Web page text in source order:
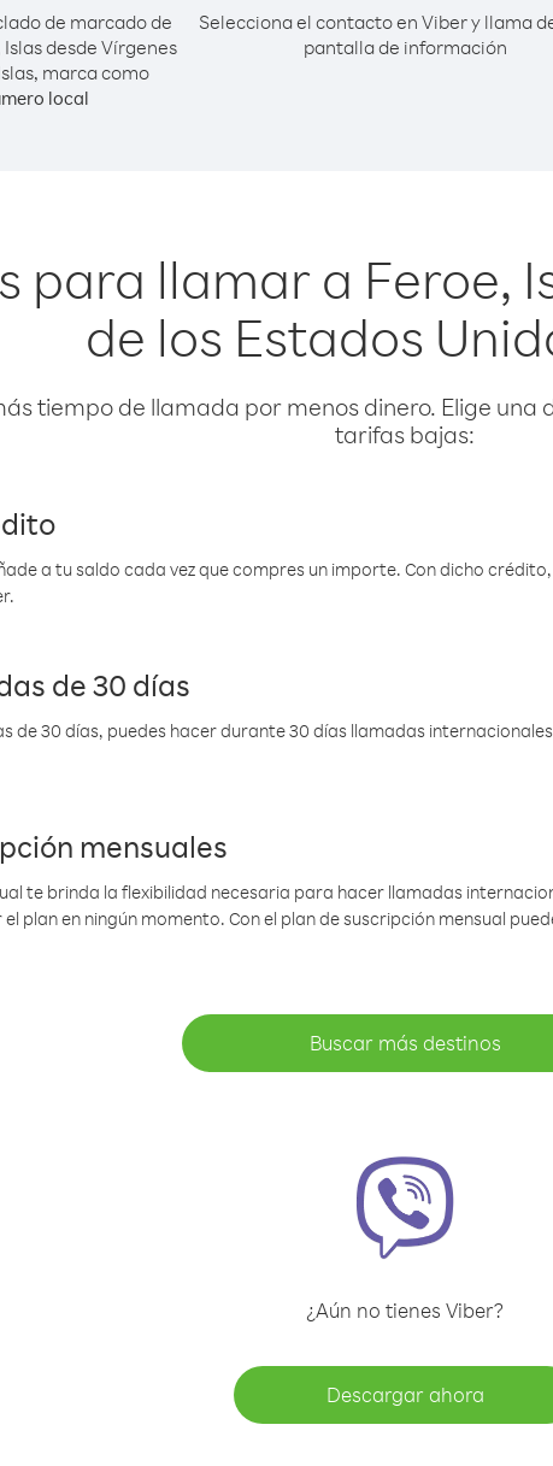
de marcado de
desde Vírgenes
marca como
local
Selecciona el contacto en Viber y llama
pantalla de información
para llamar a Feroe,
de los Estados
tiempo de llamada por menos dinero. Elige una
tarifas bajas:
a tu saldo cada vez que compres un importe. Con dicho
de 30 días
de 30 días, puedes hacer durante 30 días llamadas
mensuales
te brinda la flexibilidad necesaria para hacer llamadas
plan en ningún momento. Con el plan de suscripción mensual
Buscar más destinos
¿Aún no tienes Viber?
Descargar ahora